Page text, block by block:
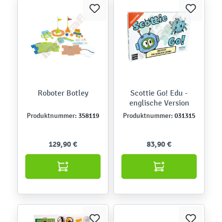
Roboter Botley
Produktnummer: 358119
129,90 €
Scottie Go! Edu -
englische Version
Produktnummer: 031315
83,90 €